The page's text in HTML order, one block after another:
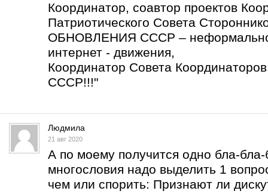
Координатор, соавтор проектов
Патриотического Совета
ОБНОВЛЕНИЯ СССР –
интернет - движения,
Координатор Совета
СССР!!!"
Людмила
21 авг 2020
А по моему получится одно бла-бла-
многословия надо выделить 1
чем или спорить: Признают ли